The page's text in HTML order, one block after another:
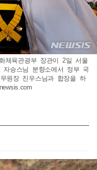
체육관광부 장관이 2일 서울
승스님 분향소에서 정부 국
원장 진우스님과 합장을 하